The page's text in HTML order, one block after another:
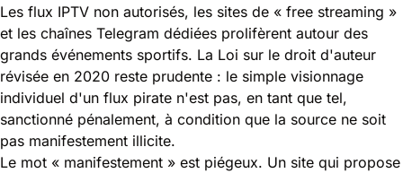
Les flux IPTV non autorisés, les sites de « free streaming »
et les chaînes Telegram dédiées prolifèrent autour des
grands événements sportifs. La Loi sur le droit d'auteur
révisée en 2020 reste prudente : le simple visionnage
individuel d'un flux pirate n'est pas, en tant que tel,
sanctionné pénalement, à condition que la source ne soit
pas manifestement illicite.
Le mot « manifestement » est piégeux. Un site qui propose